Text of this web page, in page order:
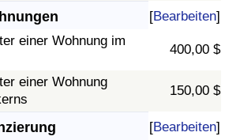
[Bearbeiten]
einer Wohnung im
400,00 $
einer Wohnung
150,00 $
[Bearbeiten]
Land